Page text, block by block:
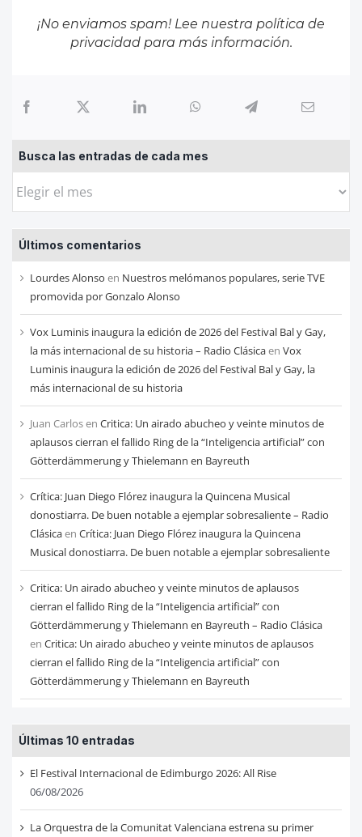
¡No enviamos spam! Lee nuestra política de
privacidadpara más información.
Busca las entradas de cada mes
Busca
entradas
de
cada
mes
Últimos comentarios
Lourdes Alonso en Nuestros melómanos populares, serie TVE
promovida por Gonzalo Alonso
Vox Luminis inaugura la edición de 2026 del Festival Bal y Gay,
la más internacional de su historia – Radio Clásicaen Vox
Luminis inaugura la edición de 2026 del Festival Bal y Gay, la
más internacional de su historia
Juan Carlosen Critica: Un airado abucheo y veinte minutos de
aplausos cierran el fallido Ring de la “Inteligencia artificial” con
Götterdämmerung y Thielemann en Bayreuth
Crítica: Juan Diego Flórez inaugura la Quincena Musical
donostiarra. De buen notable a ejemplar sobresaliente – Radio
Clásicaen Crítica: Juan Diego Flórez inaugura la Quincena
Musical donostiarra. De buen notable a ejemplar sobresaliente
Critica: Un airado abucheo y veinte minutos de aplausos
cierran el fallido Ring de la “Inteligencia artificial” con
Götterdämmerung y Thielemann en Bayreuth – Radio Clásica
en Critica: Un airado abucheo y veinte minutos de aplausos
cierran el fallido Ring de la “Inteligencia artificial” con
Götterdämmerung y Thielemann en Bayreuth
Últimas 10 entradas
El Festival Internacional de Edimburgo 2026: All Rise
06/08/2026
La Orquestra de la Comunitat Valenciana estrena su primer